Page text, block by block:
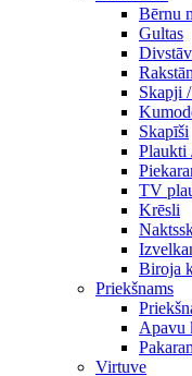
Bērnu
Gultas
Skapji
Skapīši
Plaukti
TV
Krēsli
Biroja
Priekšnams
Apavu
Virtuve